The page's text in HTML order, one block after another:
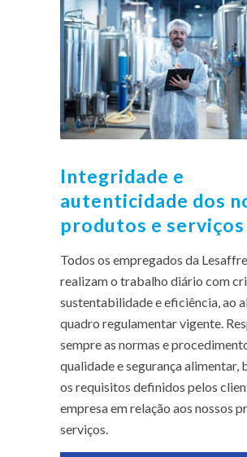
Integridade e
autenticidade dos
produtos e serviços
Todos os empregados da
realizam o trabalho diário com
sustentabilidade e eficiência, ao
quadro regulamentar vigente.
sempre as normas e
qualidade e segurança alimentar,
os requisitos definidos pelos
empresa em relação aos nossos
serviços.